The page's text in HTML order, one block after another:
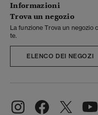
Informazioni
Trova un negozio
La funzione Trova un negozio
te.
ELENCO DEI NEGOZI